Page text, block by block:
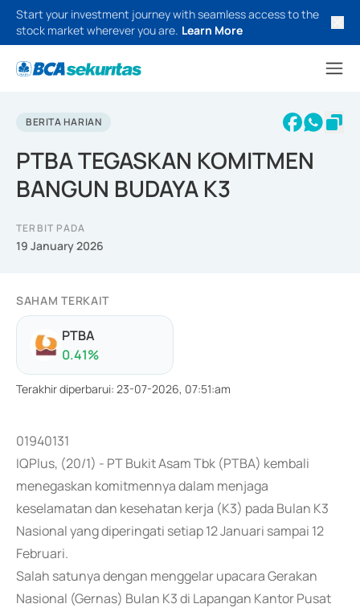
Start your investment journey with seamless access to the
stock market wherever you are. Learn More
BERITA HARIAN
PTBA TEGASKAN KOMITMEN
BANGUN BUDAYA K3
TERBIT PADA
19 January 2026
SAHAM TERKAIT
PTBA
0.41%
Terakhir diperbarui: 23-07-2026, 07:51:am
01940131
IQPlus, (20/1) - PT Bukit Asam Tbk (PTBA) kembali
menegaskan komitmennya dalam menjaga
keselamatan dan kesehatan kerja (K3) pada Bulan K3
Nasional yang diperingati setiap 12 Januari sampai 12
Februari.
Salah satunya dengan menggelar upacara Gerakan
Nasional (Gernas) Bulan K3 di Lapangan Kantor Pusat